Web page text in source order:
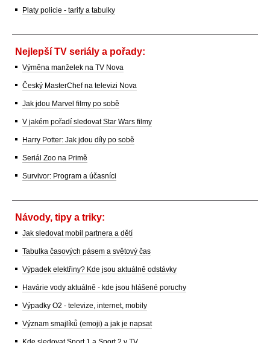
Platy policie - tarify a tabulky
Nejlepší TV seriály a pořady:
Výměna manželek na TV Nova
Český MasterChef na televizi Nova
Jak jdou Marvel filmy po sobě
V jakém pořadí sledovat Star Wars filmy
Harry Potter: Jak jdou díly po sobě
Seriál Zoo na Primě
Survivor: Program a účasníci
Návody, tipy a triky:
Jak sledovat mobil partnera a dětí
Tabulka časových pásem a světový čas
Výpadek elektřiny? Kde jsou aktuálně odstávky
Havárie vody aktuálně - kde jsou hlášené poruchy
Výpadky O2 - televize, internet, mobily
Význam smajlíků (emoji) a jak je napsat